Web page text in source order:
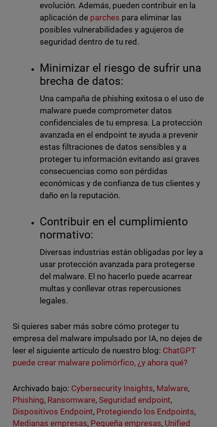
evolución. Además, pueden contribuir en la
aplicación de parches para eliminar las
posibles vulnerabilidades y agujeros de
seguridad dentro de tu red.
Minimizar el riesgo de sufrir una
brecha de datos:
Una campaña de phishing exitosa o el uso de
malware puede comprometer datos
confidenciales de tu empresa. La protección
avanzada en el endpoint te ayuda a prevenir
estas filtraciones de datos sensibles y a
proteger tu información evitando así graves
consecuencias como son pérdidas
económicas y de confianza de tus clientes y
daño en la reputación.
Contribuir en el cumplimiento
normativo:
Diversas industrias están obligadas por ley a
usar protección avanzada para protegerse
del malware. El no hacerlo puede acarrear
multas y conllevar otras repercusiones
legales.
Si quieres saber más sobre cómo proteger tu
empresa del malware impulsado por IA, no dejes de
leer el siguiente artículo de nuestro blog: ChatGPT
puede crear malware polimórfico, ¿y ahora qué?
Archivado bajo: Cybersecurity Insights, Malware,
Phishing, Ransomware, Seguridad endpoint,
Dispositivos Endpoint, Protegiendo los Endpoints,
Medianas empresas, Pequeña empresas, Unified